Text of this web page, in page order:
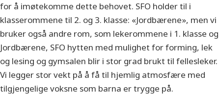
for å imøtekomme dette behovet. SFO holder til i
klasserommene til 2. og 3. klasse: «Jordbærene», men vi
bruker også andre rom, som lekerommene i 1. klasse og
Jordbærene, SFO hytten med mulighet for forming, lek
og lesing og gymsalen blir i stor grad brukt til fellesleker.
Vi legger stor vekt på å få til hjemlig atmosfære med
tilgjengelige voksne som barna er trygge på.